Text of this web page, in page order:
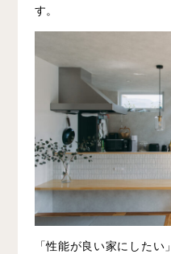
す。
「性能が良い家にしたい」